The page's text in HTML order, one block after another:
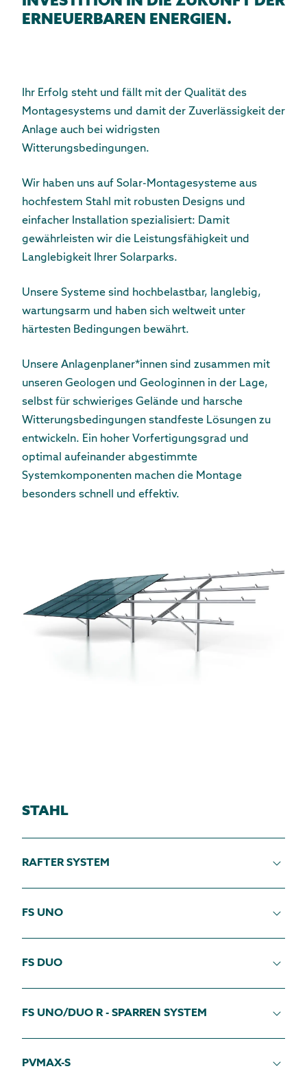
ERNEUERBAREN ENERGIEN.
Ihr Erfolg steht und fällt mit der Qualität des
Montagesystems und damit der Zuverlässigkeit der
Anlage auch bei widrigsten
Witterungsbedingungen.
Wir haben uns auf Solar-Montagesysteme aus
hochfestem Stahl mit robusten Designs und
einfacher Installation spezialisiert: Damit
gewährleisten wir die Leistungsfähigkeit und
Langlebigkeit Ihrer Solarparks.
Unsere Systeme sind hochbelastbar, langlebig,
wartungsarm und haben sich weltweit unter
härtesten Bedingungen bewährt.
Unsere Anlagenplaner*innen sind zusammen mit
unseren Geologen und Geologinnen in der Lage,
selbst für schwieriges Gelände und harsche
Witterungsbedingungen standfeste Lösungen zu
entwickeln. Ein hoher Vorfertigungsgrad und
optimal aufeinander abgestimmte
Systemkomponenten machen die Montage
besonders schnell und effektiv.
STAHL
RAFTER SYSTEM
FS UNO
FS DUO
FS UNO/DUO R - SPARREN SYSTEM
Diese Unterkonstruktion für FS Uno und FS-Duo
PVMAX-S